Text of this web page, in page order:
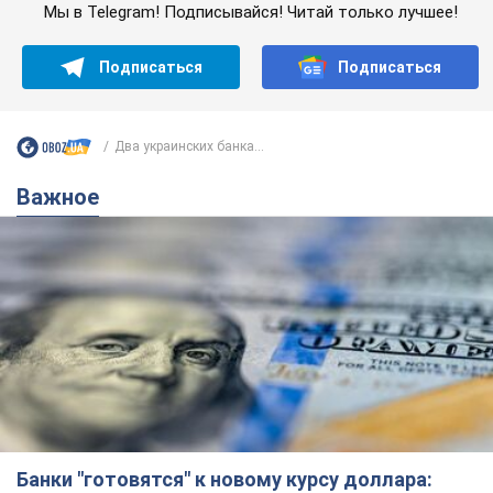
Мы в Telegram! Подписывайся! Читай только лучшее!
Подписаться Подписаться
Два украинских банка...
Важное
Банки "готовятся" к новому курсу доллара: